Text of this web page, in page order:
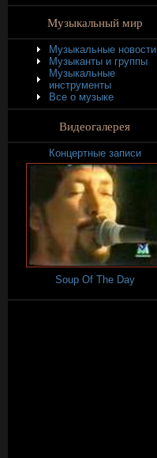
Музыкальный мир
Музыкальные новости
Музыканты и группы
Музыкальные
инструменты
Все о музыке
Видеогалерея
Концертные записи
Soup Of The Day